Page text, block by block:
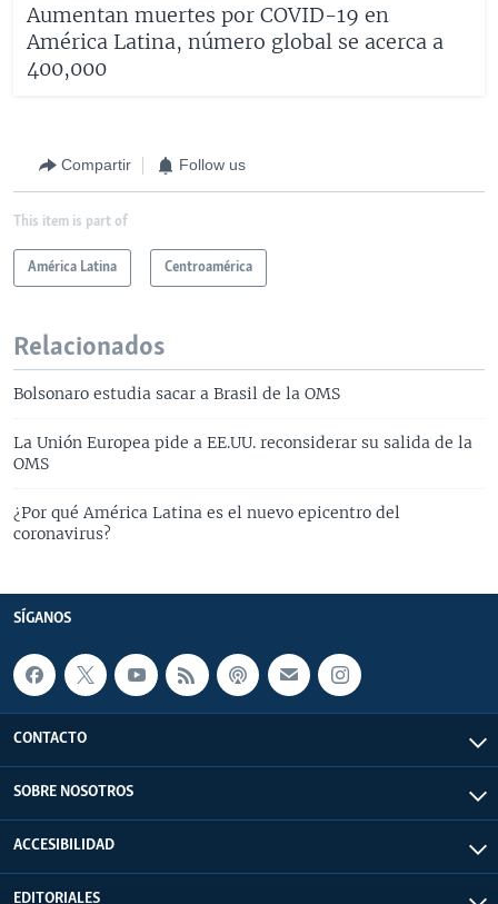
Aumentan muertes por COVID-19 en
América Latina, número global se acerca a
400,000
Compartir Follow us
This item is part of
América Latina Centroamérica
Relacionados
Bolsonaro estudia sacar a Brasil de la OMS
La Unión Europea pide a EE.UU. reconsiderar su salida de la
OMS
¿Por qué América Latina es el nuevo epicentro del
coronavirus?
SÍGANOS
CONTACTO
SOBRE NOSOTROS
ACCESIBILIDAD
EDITORIALES